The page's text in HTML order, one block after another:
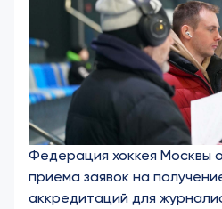
Федерация хоккея Москвы
приема заявок на
аккредитаций для